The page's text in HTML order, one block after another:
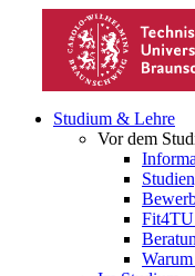
Studium & Lehre
Vor dem
Fit4TU